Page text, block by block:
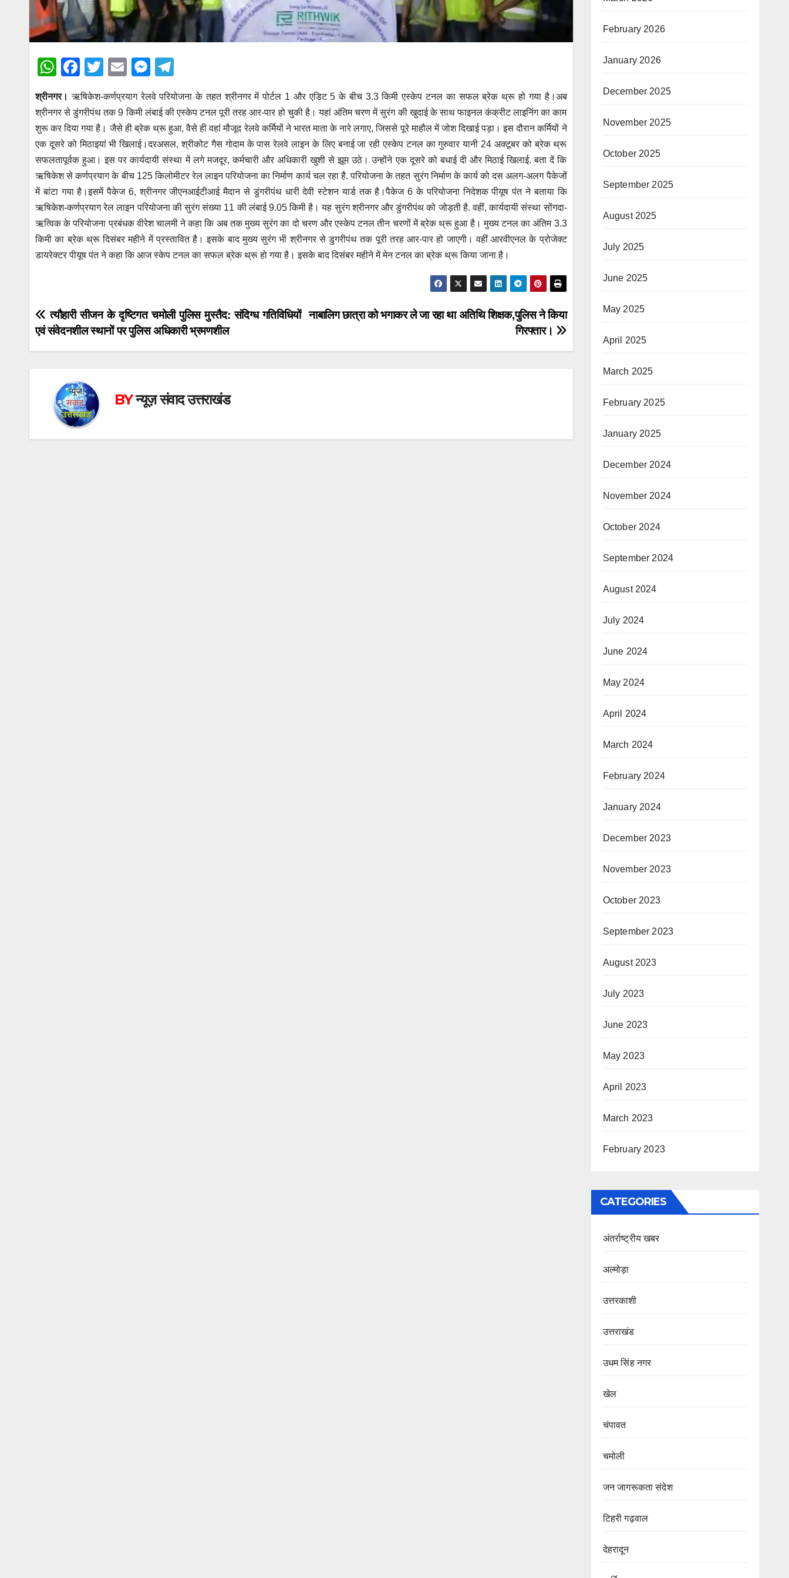
W
at
s
A
p
p
F
a
c
e
b
o
o
k
T
wi
tt
er
E
m
ail
M
e
ss
e
n
g
er
el
e
gr
a
m
श्रीनगर। ऋषिकेश-कर्णप्रयाग रेलवे परियोजना के तहत श्रीनगर में पोर्टल 1 और एडिट 5 के बीच 3.3 किमी एस्केप टनल का सफल ब्रेक थ्रू हो गया है।अब
श्रीनगर से डुंगरीपंथ तक 9 किमी लंबाई की एस्केप टनल पूरी तरह आर-पार हो चुकी है। यहां अंतिम चरण में सुरंग की खुदाई के साथ फाइनल कंक्रीट लाइनिंग का काम
शुरू कर दिया गया है। जैसे ही ब्रेक थ्रू हुआ, वैसे ही वहां मौजूद रेलवे कर्मियों ने भारत माता के नारे लगाए, जिससे पूरे माहौल में जोश दिखाई पड़ा। इस दौरान कर्मियों ने
एक दूसरे को मिठाइयां भी खिलाई।दरअसल, श्रीकोट गैस गोदाम के पास रेलवे लाइन के लिए बनाई जा रही एस्केप टनल का गुरुवार यानी 24 अक्टूबर को ब्रेक थ्रू
सफलतापूर्वक हुआ। इस पर कार्यदायी संस्था में लगे मजदूर, कर्मचारी और अधिकारी खुशी से झूम उठे। उन्होंने एक दूसरे को बधाई दी और मिठाई खिलाई. बता दें कि
ऋषिकेश से कर्णप्रयाग के बीच 125 किलोमीटर रेल लाइन परियोजना का निर्माण कार्य चल रहा है. परियोजना के तहत सुरंग निर्माण के कार्य को दस अलग-अलग पैकेजों
में बांटा गया है।इसमें पैकेज 6, श्रीनगर जीएनआईटीआई मैदान से डुंगरीपंथ धारी देवी स्टेशन यार्ड तक है।पैकेज 6 के परियोजना निदेशक पीयूष पंत ने बताया कि
ऋषिकेश-कर्णप्रयाग रेल लाइन परियोजना की सुरंग संख्या 11 की लंबाई 9.05 किमी है। यह सुरंग श्रीनगर और डुंगरीपंथ को जोड़ती है. वहीं, कार्यदायी संस्था सोंगदा-
ऋत्विक के परियोजना प्रबंधक वीरेश चालमी ने कहा कि अब तक मुख्य सुरंग का दो चरण और एस्केप टनल तीन चरणों में ब्रेक थ्रू हुआ है। मुख्य टनल का अंतिम 3.3
किमी का ब्रेक थ्रू दिसंबर महीने में प्रस्तावित है। इसके बाद मुख्य सुरंग भी श्रीनगर से डुगरीपंथ तक पूरी तरह आर-पार हो जाएगी। वहीं आरवीएनल के प्रोजेक्ट
डायरेक्टर पीयूष पंत ने कहा कि आज स्केप टनल का सफल ब्रेक थ्रू हो गया है। इसके बाद दिसंबर महीने में मेन टनल का ब्रेक थ्रू किया जाना है।
Post
navigation
नाबालिग छात्रा को भगाकर ले जा रहा था अतिथि शिक्षक,पुलिस ने किया
गिरफ्तार।
त्यौहारी सीजन के दृष्टिगत चमोली पुलिस मुस्तैद: संदिग्ध गतिविधियों
एवं संवेदनशील स्थानों पर पुलिस अधिकारी भ्रमणशील
BYन्यूज़ संवाद उत्तराखंड
February 2026
January 2026
December 2025
November 2025
October 2025
September 2025
August 2025
July 2025
June 2025
May 2025
April 2025
March 2025
February 2025
January 2025
December 2024
November 2024
October 2024
September 2024
August 2024
July 2024
June 2024
May 2024
April 2024
March 2024
February 2024
January 2024
December 2023
November 2023
October 2023
September 2023
August 2023
July 2023
June 2023
May 2023
April 2023
March 2023
February 2023
CATEGORIES
अंतर्राष्ट्रीय खबर
अल्मोड़ा
उत्तरकाशी
उत्तराखंड
उधम सिंह नगर
खेल
चंपावत
चमोली
जन जागरूकता संदेश
टिहरी गढ़वाल
देहरादून